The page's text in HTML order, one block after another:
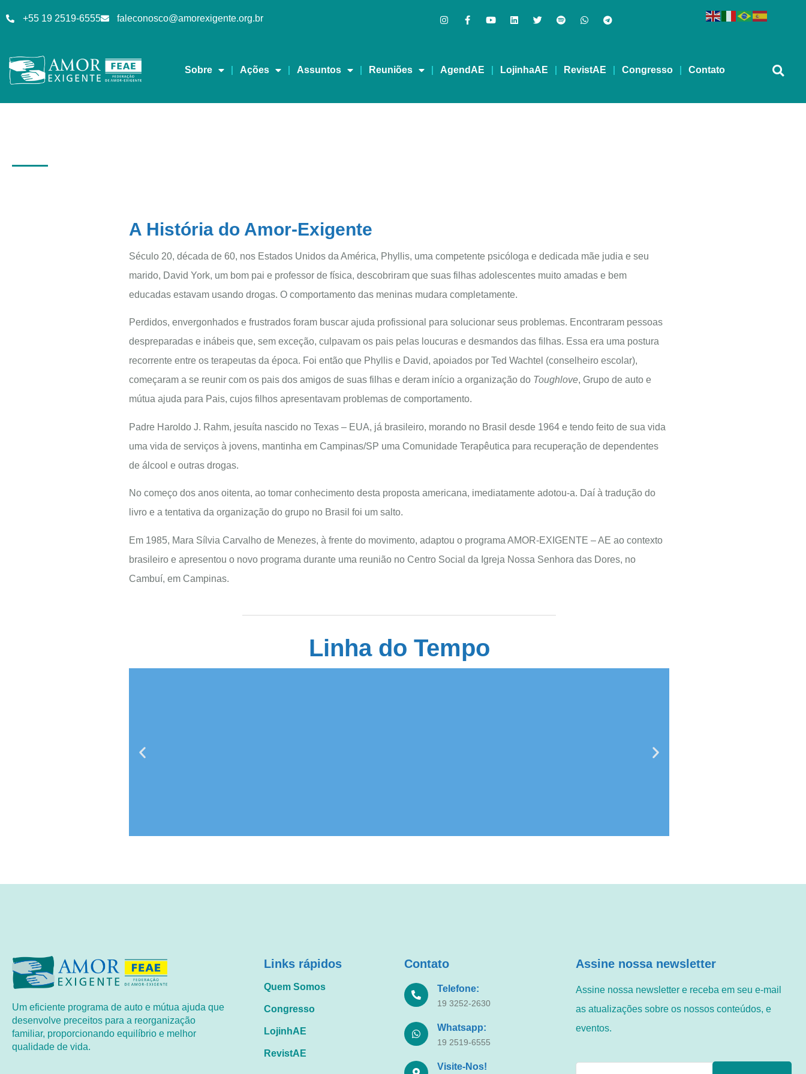
+55 19 2519-6555 faleconosco@amorexigente.org.br
Sobre Ações Assuntos Reuniões AgendAE LojinhaAE RevistAE Congresso Contato
A História do Amor-Exigente
Século 20, década de 60, nos Estados Unidos da América, Phyllis, uma competente psicóloga e dedicada mãe judia e seu
marido, David York, um bom pai e professor de física, descobriram que suas filhas adolescentes muito amadas e bem
educadas estavam usando drogas. O comportamento das meninas mudara completamente.
Perdidos, envergonhados e frustrados foram buscar ajuda profissional para solucionar seus problemas. Encontraram pessoas
despreparadas e inábeis que, sem exceção, culpavam os pais pelas loucuras e desmandos das filhas. Essa era uma postura
recorrente entre os terapeutas da época. Foi então que Phyllis e David, apoiados por Ted Wachtel (conselheiro escolar),
começaram a se reunir com os pais dos amigos de suas filhas e deram início a organização do Toughlove, Grupo de auto e
mútua ajuda para Pais, cujos filhos apresentavam problemas de comportamento.
Padre Haroldo J. Rahm, jesuíta nascido no Texas – EUA, já brasileiro, morando no Brasil desde 1964 e tendo feito de sua vida
uma vida de serviços à jovens, mantinha em Campinas/SP uma Comunidade Terapêutica para recuperação de dependentes
de álcool e outras drogas.
No começo dos anos oitenta, ao tomar conhecimento desta proposta americana, imediatamente adotou-a. Daí à tradução do
livro e a tentativa da organização do grupo no Brasil foi um salto.
Em 1985, Mara Sílvia Carvalho de Menezes, à frente do movimento, adaptou o programa AMOR-EXIGENTE – AE ao contexto
brasileiro e apresentou o novo programa durante uma reunião no Centro Social da Igreja Nossa Senhora das Dores, no
Cambuí, em Campinas.
Linha do Tempo
Um eficiente programa de auto e mútua ajuda que
desenvolve preceitos para a reorganização
familiar, proporcionando equilíbrio e melhor
qualidade de vida.
Links rápidos
Quem Somos
Congresso
LojinhAE
RevistAE
Contato
Telefone:
19 3252-2630
Whatsapp:
19 2519-6555
Visite-Nos!
Assine nossa newsletter
Assine nossa newsletter e receba em seu e-mail
as atualizações sobre os nossos conteúdos, e
eventos.